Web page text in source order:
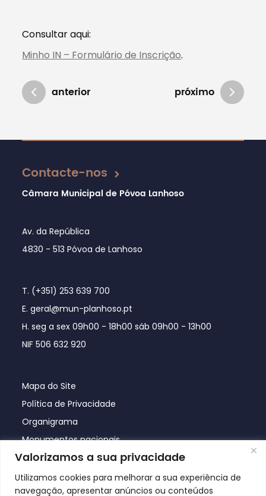
Valorizamos a sua privacidade
Utilizamos cookies para melhorar a sua experiência de
navegação, apresentar anúncios ou conteúdos
Consultar aqui:
Minho IN – Formulário de Inscrição.
anterior próximo
Atualizado em 12/05/2021
Contacte-nos
Câmara Municipal de Póvoa Lanhoso
Av. da República
4830 - 513 Póvoa de Lanhoso
T. (+351) 253 639 700
E. geral@mun-planhoso.pt
H. seg a sex 09h00 - 18h00 sáb 09h00 - 13h00
NIF 506 632 920
Mapa do Site
Política de Privacidade
Organigrama
Monumentos nacionais